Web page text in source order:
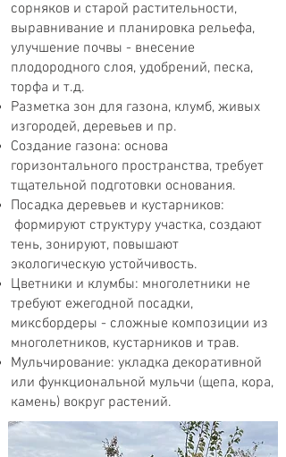
сорняков и старой растительности,
выравнивание и планировка рельефа,
улучшение почвы - внесение
плодородного слоя, удобрений, песка,
торфа и т.д.
Разметка зон для газона, клумб, живых
изгородей, деревьев и пр.
Создание газона: основа
горизонтального пространства, требует
тщательной подготовки основания.
Посадка деревьев и кустарников:
формируют структуру участка, создают
тень, зонируют, повышают
экологическую устойчивость.
Цветники и клумбы: многолетники не
требуют ежегодной посадки,
миксбордеры - сложные композиции из
многолетников, кустарников и трав.
Мульчирование: укладка декоративной
или функциональной мульчи (щепа, кора,
камень) вокруг растений.